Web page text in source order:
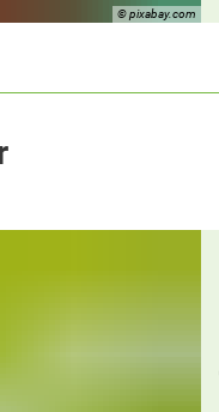
© pixabay.com